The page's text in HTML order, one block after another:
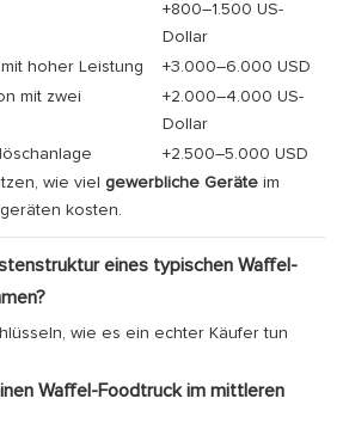
+800–1.500 US-
Dollar
hoher Leistung
+3.000–6.000 USD
mit zwei
+2.000–4.000 US-
Dollar
+2.500–5.000 USD
wie viel gewerbliche Geräte im
kosten.
eines typischen Waffel-
wie es ein echter Käufer tun
Waffel-Foodtruck im mittleren